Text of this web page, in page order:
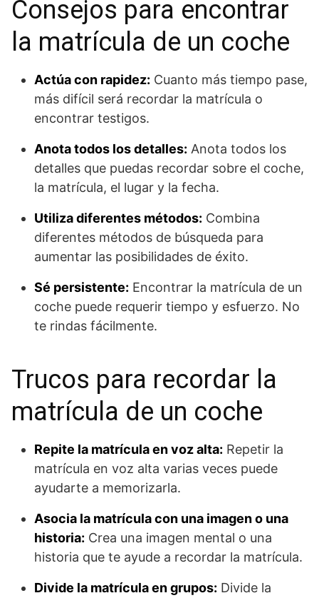
Consejos para encontrar
la matrícula de un coche
Actúa con rapidez: Cuanto más tiempo pase,
más difícil será recordar la matrícula o
encontrar testigos.
Anota todos los detalles: Anota todos los
detalles que puedas recordar sobre el coche,
la matrícula, el lugar y la fecha.
Utiliza diferentes métodos: Combina
diferentes métodos de búsqueda para
aumentar las posibilidades de éxito.
Sé persistente: Encontrar la matrícula de un
coche puede requerir tiempo y esfuerzo. No
te rindas fácilmente.
Trucos para recordar la
matrícula de un coche
Repite la matrícula en voz alta: Repetir la
matrícula en voz alta varias veces puede
ayudarte a memorizarla.
Asocia la matrícula con una imagen o una
historia: Crea una imagen mental o una
historia que te ayude a recordar la matrícula.
Divide la matrícula en grupos: Divide la